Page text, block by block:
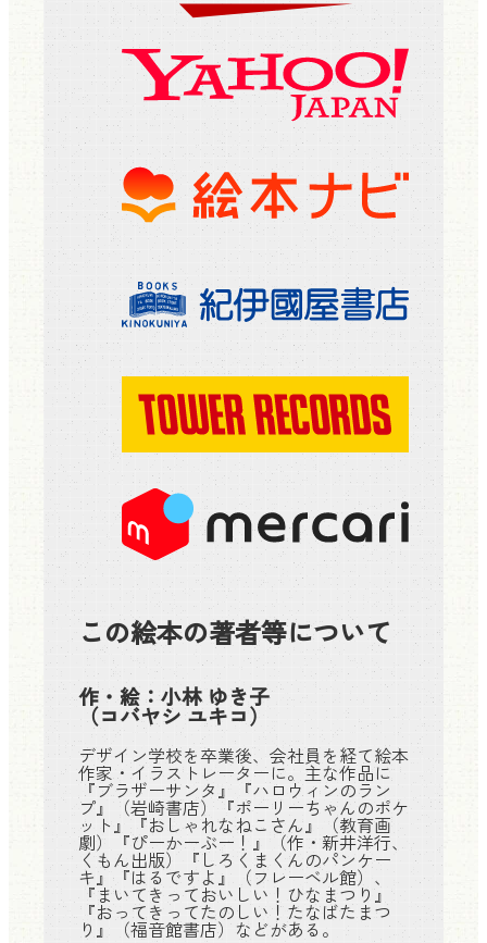
この絵本の著者等について
作・絵：小林 ゆき子
（コバヤシ ユキコ）
デザイン学校を卒業後、会社員を経て絵本
作家・イラストレーターに。主な作品に
『ブラザーサンタ』『ハロウィンのラン
プ』（岩崎書店）『ポーリーちゃんのポケ
ット』『おしゃれなねこさん』（教育画
劇）『ぴーかーぶー！』（作・新井洋行、
くもん出版）『しろくまくんのパンケー
キ』『はるですよ』（フレーベル館）、
『まいてきっておいしい！ひなまつり』
『おってきってたのしい！たなばたまつ
り』（福音館書店）などがある。